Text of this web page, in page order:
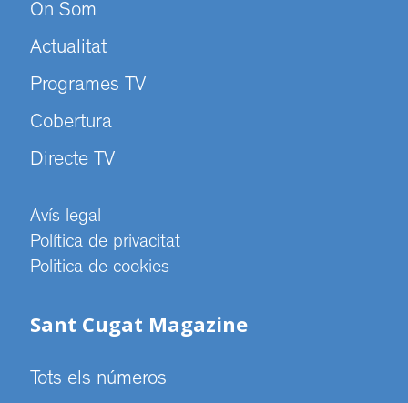
On Som
Actualitat
Programes TV
Cobertura
Directe TV
Avís legal
Política de privacitat
Politica de cookies
Sant Cugat Magazine
Tots els números